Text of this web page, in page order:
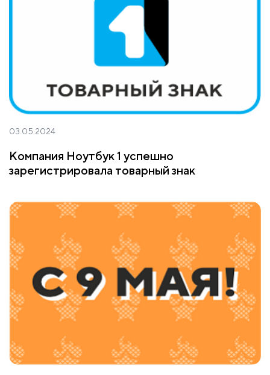
03.05.2024
Компания Ноутбук 1 успешно
зарегистрировала товарный знак